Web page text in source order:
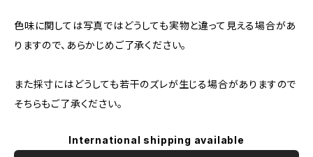
色味に関しては写真ではどうしても実物と違って見える場合があ
りますので、あらかじめご了承ください。
また採寸にはどうしても若干のズレが生じる場合がありますので
そちらもご了承ください。
International shipping available